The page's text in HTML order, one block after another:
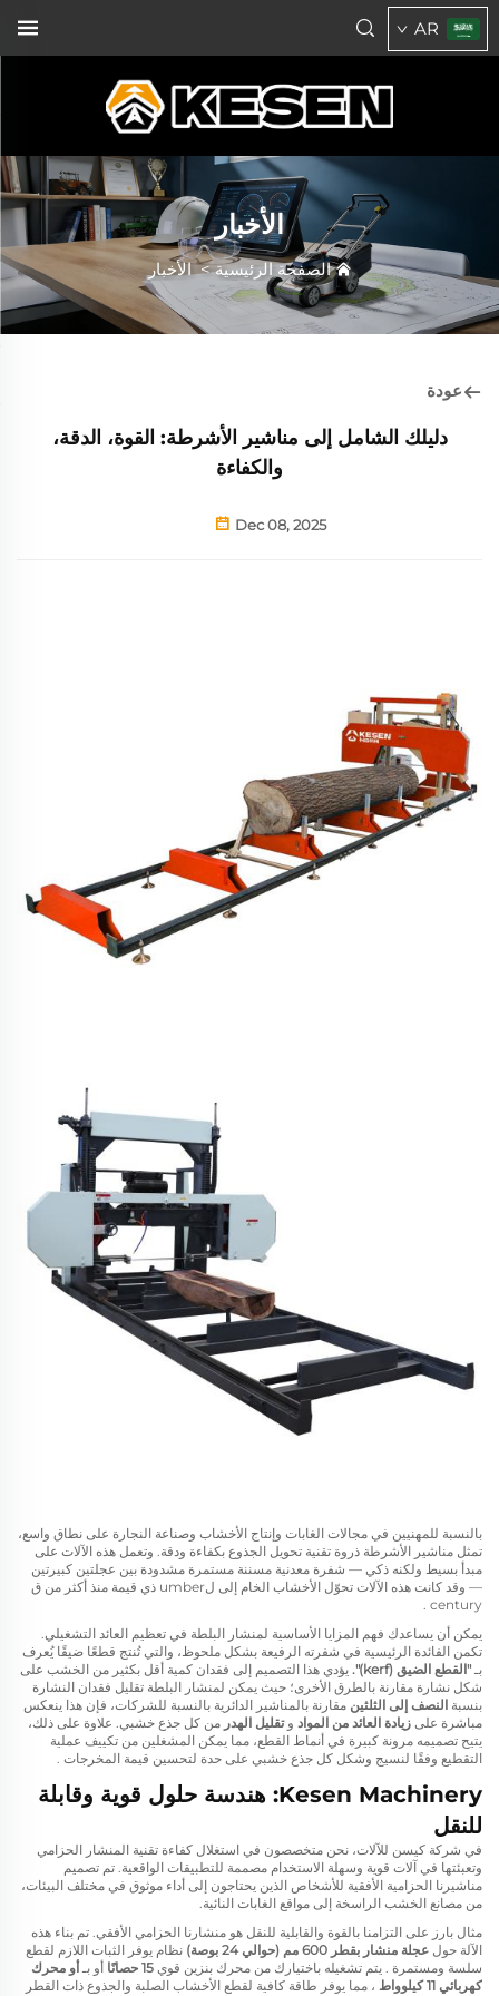
AR
الأخبار
الصفحة الرئيسية>الأخبار
عودة
دليلك الشامل إلى مناشير الأشرطة: القوة، الدقة،
والكفاءة
Dec 08, 2025
بالنسبة للمهنيين في مجالات الغابات وإنتاج الأخشاب وصناعة النجارة على نطاق واسع،
تمثل مناشير الأشرطة ذروة تقنية تحويل الجذوع بكفاءة ودقة. وتعمل هذه الآلات على
مبدأ بسيط ولكنه ذكي — شفرة معدنية مسننة مستمرة مشدودة بين عجلتين كبيرتين
— وقد كانت هذه الآلات تحوّل الأخشاب الخام إلى لumber ذي قيمة منذ أكثر من ق
century
.
يمكن أن يساعدك فهم المزايا الأساسية لمنشار البلطة في تعظيم العائد التشغيلي.
تكمن الفائدة الرئيسية في شفرته الرفيعة بشكل ملحوظ، والتي تُنتج قطعًا ضيقًا يُعرف
بـ "القطع الضيق (kerf)".
يؤدي هذا التصميم إلى فقدان كمية أقل بكثير من الخشب على
شكل نشارة مقارنة بالطرق الأخرى؛ حيث يمكن لمنشار البلطة تقليل فقدان النشارة
بنسبة النصف إلى الثلثين مقارنة بالمناشير الدائرية بالنسبة للشركات، فإن هذا ينعكس
مباشرة على زيادة العائد من المواد وتقليل الهدر من كل جذع خشبي. علاوة على ذلك،
يتيح تصميمه مرونة كبيرة في أنماط القطع، مما يمكن المشغلين من تكييف عملية
التقطيع وفقًا لنسيج وشكل كل جذع خشبي على حدة لتحسين قيمة المخرجات .
Kesen Machinery: هندسة حلول قوية وقابلة
للنقل
في شركة كيسن للآلات، نحن متخصصون في استغلال كفاءة تقنية المنشار الحزامي
وتعبئتها في آلات قوية وسهلة الاستخدام مصممة للتطبيقات الواقعية. تم تصميم
مناشيرنا الحزامية الأفقية للأشخاص الذين يحتاجون إلى أداء موثوق في مختلف البيئات،
من مصانع الخشب الراسخة إلى مواقع الغابات النائية.
مثال بارز على التزامنا بالقوة والقابلية للنقل هو منشارنا الحزامي الأفقي. تم بناء هذه
الآلة حول عجلة منشار بقطر 600 مم (حوالي 24 بوصة)
نظام يوفر الثبات اللازم لقطع
سلسة ومستمرة . يتم تشغيله باختيارك من محرك بنزين قوي 15 حصانًا أو بـ أو محرك
كهربائي 11 كيلوواط
، مما يوفر طاقة كافية لقطع الأخشاب الصلبة والجذوع ذات القطر